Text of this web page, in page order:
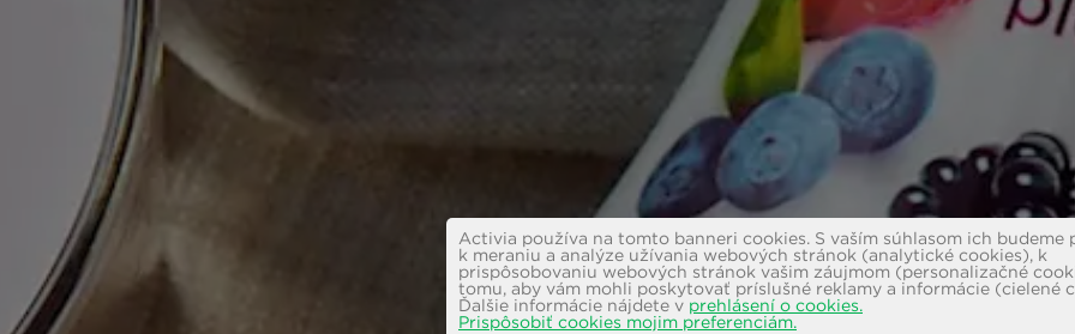
Activia používa na tomto banneri cookies. S vaším súhlasom ich budeme
k meraniu a analýze užívania webových stránok (analytické cookies), k
prispôsobovaniu webových stránok vašim záujmom (personalizačné
tomu, aby vám mohli poskytovať príslušné reklamy a informácie (cielené
Ďalšie informácie nájdete v prehlásení o cookies.
Prispôsobiť cookies mojim preferenciám.